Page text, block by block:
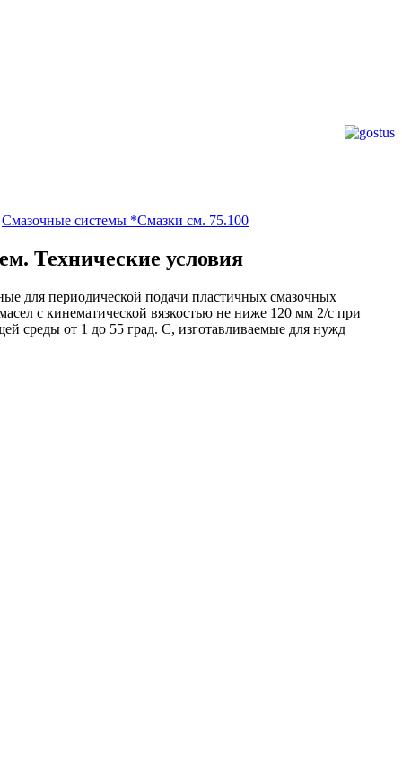
Смазочные системы *Смазки см. 75.100
Технические условия
для периодической подачи пластичных смазочных
с кинематической вязкостью не ниже 120 мм 2/с при
среды от 1 до 55 град. С, изготавливаемые для нужд